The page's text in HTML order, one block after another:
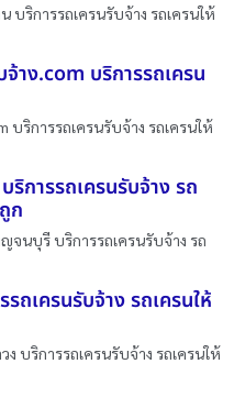
บริการรถเครนรับจ้าง รถเครนให้
าง.com บริการรถเครน
บริการรถเครนรับจ้าง รถเครนให้
การรถเครนรับจ้าง รถ
ก
จนบุรี บริการรถเครนรับจ้าง รถ
ถเครนรับจ้าง รถเครนให้
บริการรถเครนรับจ้าง รถเครนให้